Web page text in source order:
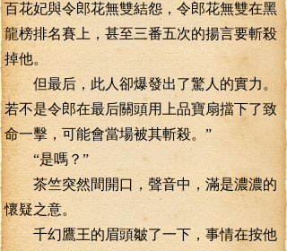
百花妃與令郎花無雙結怨，令郎花無雙在黑
龍榜排名賽上，甚至三番五次的揚言要斬殺
掉他。
但最后，此人卻爆發出了驚人的實力。
若不是令郎在最后關頭用上品寶扇擋下了致
命一擊，可能會當場被其斬殺。”
“是嗎？”
茶竺突然間開口，聲音中，滿是濃濃的
懷疑之意。
千幻鷹王的眉頭皺了一下，事情在按他